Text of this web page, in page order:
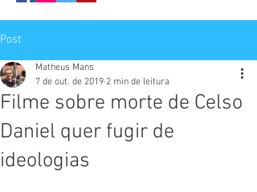
Post
Filme sobre morte de Celso
Daniel quer fugir de
ideologias
Matheus Mans
7 de out. de 2019 2 min de leitura